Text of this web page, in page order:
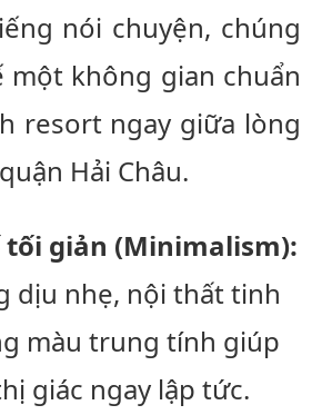
nói chuyện, chúng
không gian chuẩn
resort ngay giữa lòng
Hải Châu.
tối giản (Minimalism):
dịu nhẹ, nội thất tinh
màu trung tính giúp
giác ngay lập tức.